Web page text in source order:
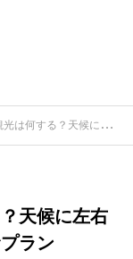
右されない室内スポットで楽しむプラン
天候に左右
ラン